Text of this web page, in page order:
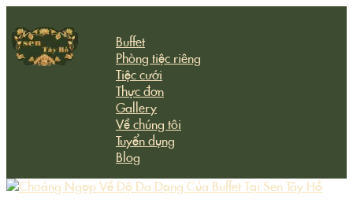
Buffet
Phòng tiệc riêng
Tiệc cưới
Thực đơn
Gallery
Về chúng tôi
Tuyển dụng
Blog